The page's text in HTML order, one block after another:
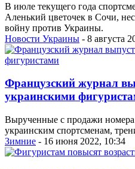
В июле текущего года
Аленький цветочек в Сочи,
войну против Украины.
Новости Украины - 8 августа
Французский журнал
украинскими
Вырученные с продажи
украинским спортсменам,
Зимние - 16 июня 2022, 10:34